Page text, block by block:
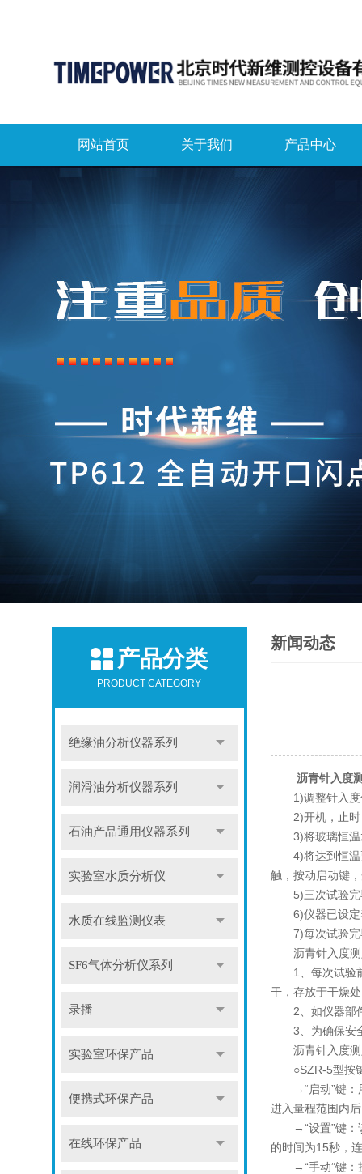
网站首页 关于我们 产品中心
产品分类
PRODUCT CATEGORY
绝缘油分析仪器系列
润滑油分析仪器系列
石油产品通用仪器系列
实验室水质分析仪
水质在线监测仪表
SF6气体分析仪系列
录播
实验室环保产品
便携式环保产品
在线环保产品
新闻动态
沥青针入度
1)调整针入度
2)开机，止时，
3)将玻璃恒温
4)将达到恒温要
触，按动启动键
5)三次试验完
6)仪器已设定
7)每次试验完
沥青针入度测
1、每次试验前
干，存放于干燥
2、如仪器部件
3、为确保安全
沥青针入度测
○SZR-5型按
→“启动”键：用
进入量程范围内
→“设置”键：该
的时间为15秒，
→“手动”键：按